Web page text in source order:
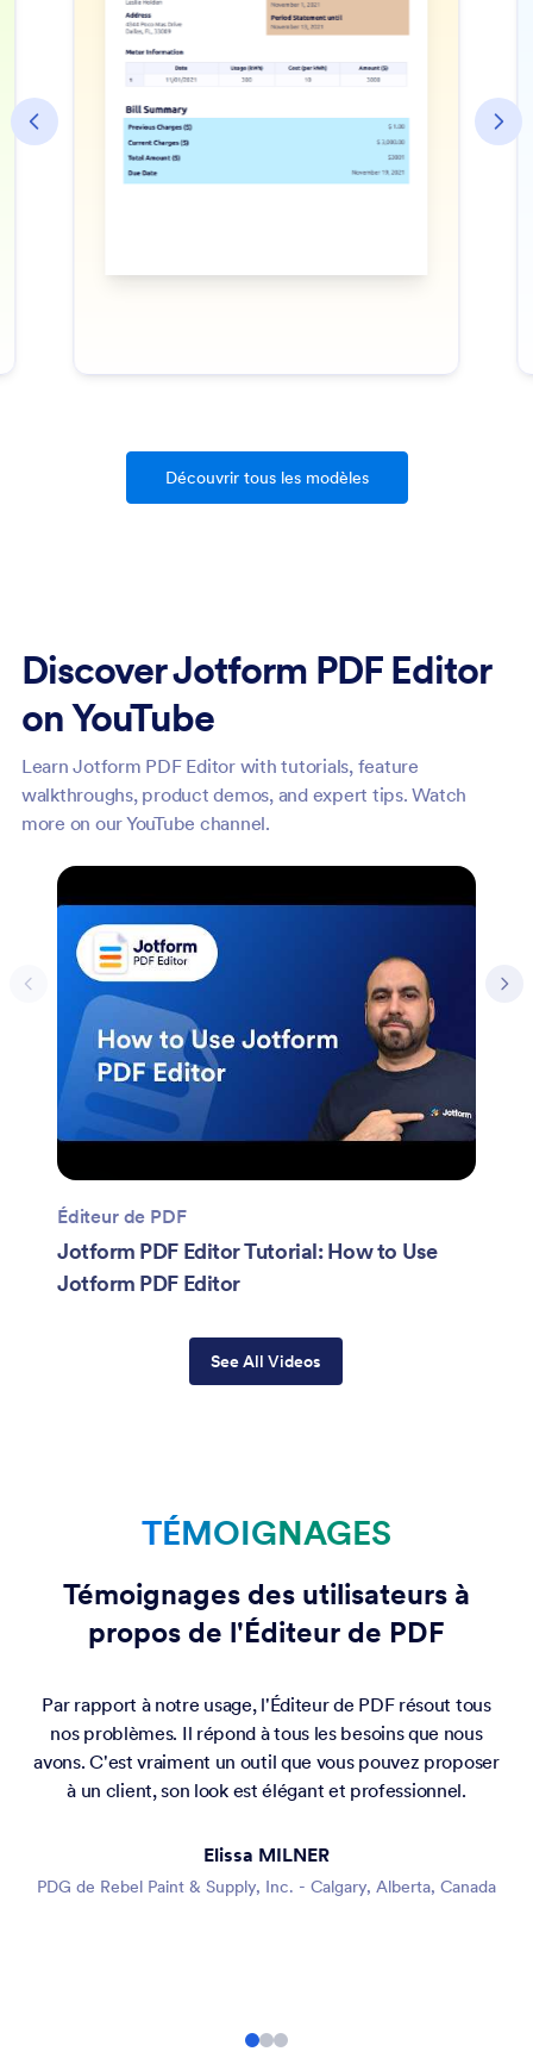
Découvrir tous les modèles
Discover Jotform PDF Editor
on YouTube
Learn Jotform PDF Editor with tutorials, feature
walkthroughs, product demos, and expert tips. Watch
more on our YouTube channel.
Éditeur de PDF
Jotform PDF Editor Tutorial: How to Use
Jotform PDF Editor
See All Videos
TÉMOIGNAGES
Témoignages des utilisateurs à
propos de l'Éditeur de PDF
Par rapport à notre usage, l'Éditeur de PDF résout tous
nos problèmes. Il répond à tous les besoins que nous
avons. C'est vraiment un outil que vous pouvez proposer
à un client, son look est élégant et professionnel.
Elissa MILNER
PDG de Rebel Paint & Supply, Inc. - Calgary, Alberta, Canada